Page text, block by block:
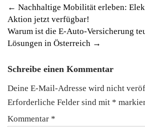
Post
navigation
← Nachhaltige Mobilität erleben:
Aktion jetzt verfügbar!
Warum ist die E-Auto-Versicherung
Lösungen in Österreich →
Schreibe einen Kommentar
Deine E-Mail-Adresse wird nicht
Erforderliche Felder sind mit *
Kommentar *